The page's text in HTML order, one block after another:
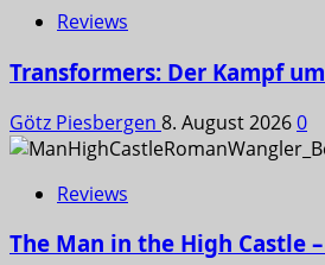
Reviews
Transformers: Der Kampf
Götz Piesbergen 8. August 20260
Reviews
The Man in the High Castle